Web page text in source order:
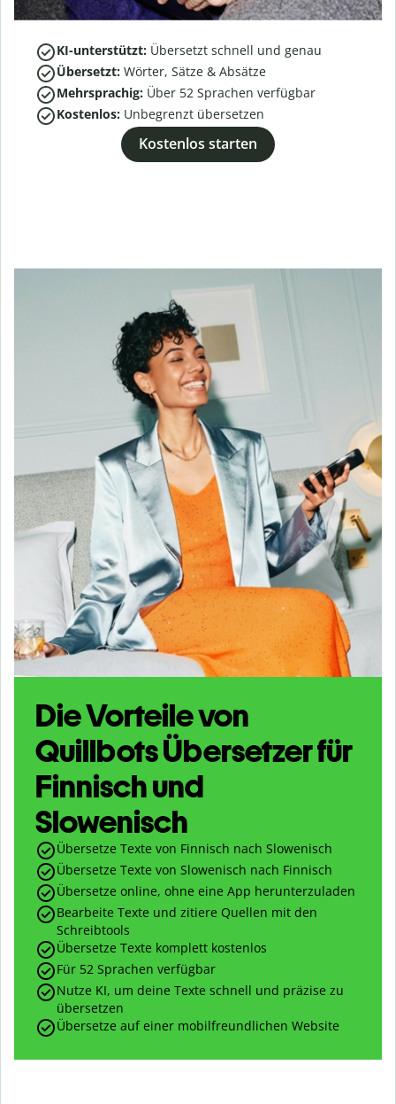
KI-unterstützt: Übersetzt schnell und genau
Übersetzt: Wörter, Sätze & Absätze
Mehrsprachig: Über 52 Sprachen verfügbar
Kostenlos: Unbegrenzt übersetzen
Kostenlos starten
Die Vorteile von
Quillbots Übersetzer für
Finnisch und
Slowenisch
Übersetze Texte von Finnisch nach Slowenisch
Übersetze Texte von Slowenisch nach Finnisch
Übersetze online, ohne eine App herunterzuladen
Bearbeite Texte und zitiere Quellen mit den
Schreibtools
Übersetze Texte komplett kostenlos
Für 52 Sprachen verfügbar
Nutze KI, um deine Texte schnell und präzise zu
übersetzen
Übersetze auf einer mobilfreundlichen Website